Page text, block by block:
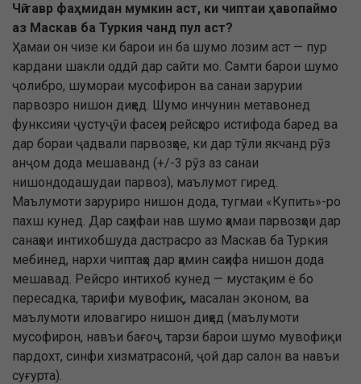
Чӣ тавр фаҳмидан мумкин аст, ки чиптаи ҳавопаймо
аз Маскав ба Туркия чанд пул аст?
Ҳамаи он чизе ки барои ин ба шумо лозим аст — пур
кардани шакли оддӣ дар сайти мо. Самти барои шумо
ҷолибро, шумораи мусофирон ва санаи зарурии
парвозро нишон диҳед. Шумо инчунин метавонед
функсияи ҷустуҷӯи фасеҳи рейсҳоро истифода баред ва
дар бораи ҷадвали парвозҳое, ки дар тӯли якчанд рӯз
анҷом дода мешаванд (+/-3 рӯз аз санаи
нишондодашудаи парвоз), маълумот гиред.
Маълумоти заруриро нишон дода, тугмаи «Купить»-ро
пахш кунед. Дар саҳифаи нав шумо ҳамаи парвозҳои дар
санаҳои интихобшуда дастрасро аз Маскав ба Туркия
мебинед, нархи чиптаҳо дар ҳамин саҳифа нишон дода
мешавад. Рейсро интихоб кунед — мустақим ё бо
пересадка, тарифи мувофиқ, масалан эконом, ва
маълумоти иловагиро нишон диҳед (маълумоти
мусофирон, навъи бағоҷ, тарзи барои шумо мувофиқи
пардохт, синфи хизматрасонӣ, ҷой дар салон ва навъи
суғурта).